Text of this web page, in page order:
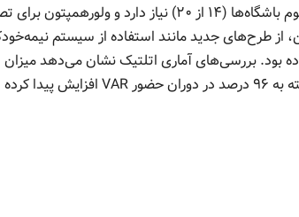
مطابق مقررات لیگ برتر انگلیس هرگونه تغییر بنیادی در قوانین به رأی دوسوم باشگاه‌ها (۱۴ از ۲۰) نیاز دارد و
پیش‌ از این، از طرح‌های جدید مانند استفاده از سیستم
بود. بررسی‌های آماری اتلتیک نشان می‌دهد میزان